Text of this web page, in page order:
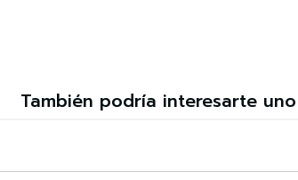
También podría interesarte